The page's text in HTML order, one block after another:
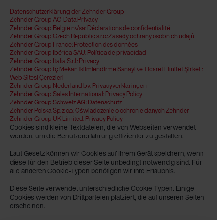
Datenschutzerklärung der Zehnder Group
Zehnder Group AG: Data Privacy
Zehnder Group België nv/sa: Déclarations de confidentialité
Zehnder Group Czech Republic s.r.o.: Zásady ochrany osobních údajů
Zehnder Group France: Protection des données
Zehnder Group Ibérica SAU: Política de privacidad
Zehnder Group Italia S.r.l.: Privacy
Zehnder Group İç Mekan İklimlendirme Sanayi ve Ticaret Limitet Şirketi:
Web Sitesi Çerezleri
Zehnder Group Nederland bv: Privacyverklaringen
Zehnder Group Sales International: Privacy Policy
Zehnder Group Schweiz AG: Datenschutz
Zehnder Polska Sp. z o.o.: Oświadczenie o ochronie danych Zehnder
Zehnder Group UK Limited: Privacy Policy
Cookies sind kleine Textdateien, die von Webseiten verwendet
werden, um die Benutzererfahrung effizienter zu gestalten.
Laut Gesetz können wir Cookies auf Ihrem Gerät speichern, wenn
diese für den Betrieb dieser Seite unbedingt notwendig sind. Für
alle anderen Cookie-Typen benötigen wir Ihre Erlaubnis.
Diese Seite verwendet unterschiedliche Cookie-Typen. Einige
Cookies werden von Drittparteien platziert, die auf unseren Seiten
erscheinen.